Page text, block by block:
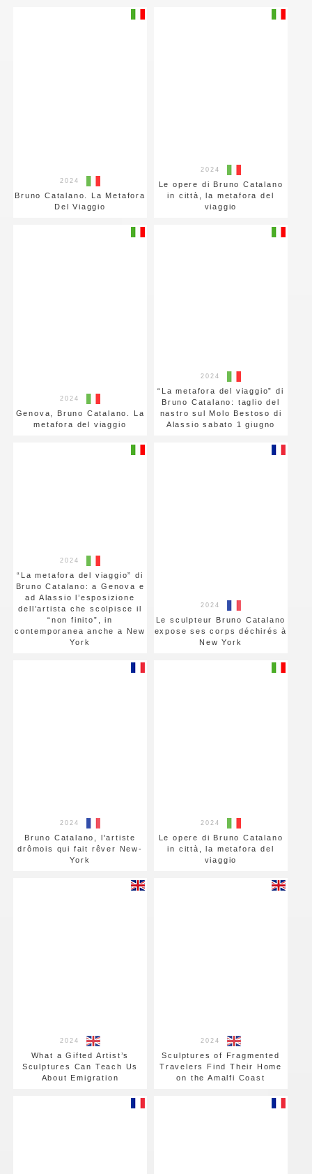
2024
Bruno Catalano. La Metafora
Del Viaggio
2024
Le opere di Bruno Catalano
in città, la metafora del
viaggio
2024
Genova, Bruno Catalano. La
metafora del viaggio
2024
“La metafora del viaggio” di
Bruno Catalano: taglio del
nastro sul Molo Bestoso di
Alassio sabato 1 giugno
2024
“La metafora del viaggio” di
Bruno Catalano: a Genova e
ad Alassio l’esposizione
dell’artista che scolpisce il
“non finito”, in
contemporanea anche a New
York
2024
Le sculpteur Bruno Catalano
expose ses corps déchirés à
New York
2024
Bruno Catalano, l'artiste
drômois qui fait rêver New-
York
2024
Le opere di Bruno Catalano
in città, la metafora del
viaggio
2024
What a Gifted Artist’s
Sculptures Can Teach Us
About Emigration
2024
Sculptures of Fragmented
Travelers Find Their Home
on the Amalfi Coast